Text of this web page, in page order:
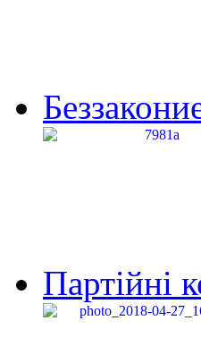
Партійні